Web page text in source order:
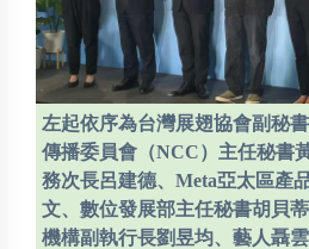
左起依序為台灣展翅協會副秘
傳播委員會（NCC）主任秘書
務次長呂建德、Meta亞太區產
文、數位發展部主任秘書胡貝
機構副執行長劉昱均、藝人聶雲